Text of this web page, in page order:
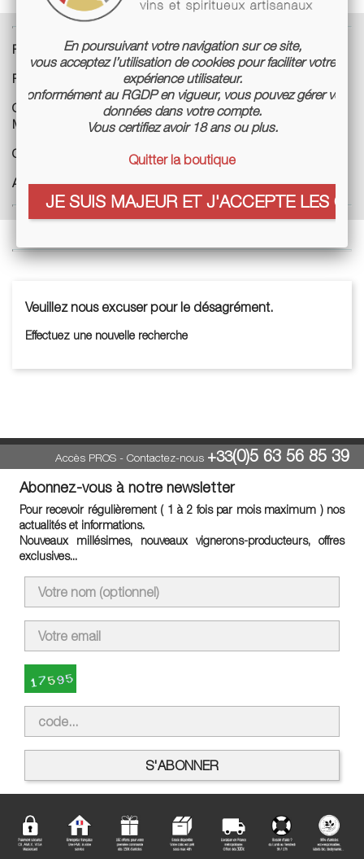
Pays : France
Région : Sud Ouest/ Aveyron
Cépages :
Fer Servadou, Prunelard, Rousselous, Chenins, Ondenc,
Mansois, Jurançon noir et blanc, Valdiguier, Gouais
Cuves : Inox, barriques, Amphore
Agriculture :Biologique, Biodynamique
Veuillez nous excuser pour le désagrément.
Effectuez une nouvelle recherche
Accès PROS- Contactez-nous +33(0)5 63 56 85 39
Abonnez-vous à notre newsletter
Pour recevoir régulièrement ( 1 à 2 fois par mois maximum ) nos
actualités et informations.
Nouveaux millésimes, nouveaux vignerons-producteurs, offres
exclusives...
En poursuivant votre navigation sur ce site,
vous acceptez l’utilisation de cookies pour faciliter votre
expérience utilisateur.
Conformément au RGDP en vigueur, vous pouvez gérer vos
données dans votre compte.
Vous certifiez avoir 18 ans ou plus.
Quitter la boutique
JE SUIS MAJEUR ET J'ACCEPTE LES